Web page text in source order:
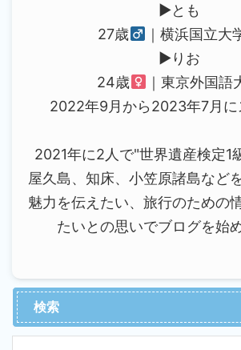
▶︎とも
27歳
｜横浜国立大
▶︎りお
24歳
｜東京外国語
2022年9月から2023年7月に
2021年に2人で"世界遺産検定1
屋久島、知床、小笠原諸島など
魅力を伝えたい、旅行のための
たいとの思いでブログを始
検索